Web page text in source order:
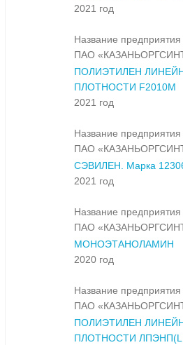
2021 год
Название предприятия
ПАО
ПОЛИЭТИЛЕН
ПЛОТНОСТИ F2010M
2021 год
Название предприятия
ПАО
СЭВИЛЕН. Марка
2021 год
Название предприятия
ПАО
МОНОЭТАНОЛАМИН
2020 год
Название предприятия
ПАО
ПОЛИЭТИЛЕН
ПЛОТНОСТИ